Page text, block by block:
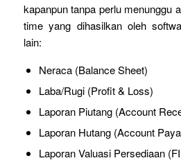
kapanpun tanpa perlu menunggu
time yang dihasilkan oleh
lain:
Neraca (Balance Sheet)
Laba/Rugi (Profit & Loss)
Laporan Piutang (Account
Laporan Hutang (Account
Laporan Valuasi Persediaan